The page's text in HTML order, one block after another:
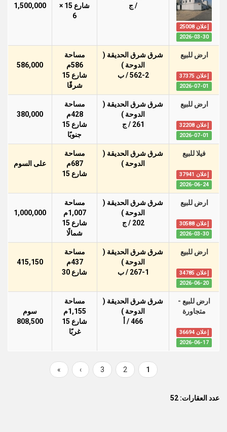
إعلان 25008
2026-03-30
/ ج
شارع 15 ×
6
1,500,000
ارض للبيع
إعلان 37375
2026-07-01
شرق شرق الحديقة (
الدوحة )
562-2 / ب
مساحة
586م
شارع 15
شرقًا
586,000
ارض للبيع
إعلان 32208
2026-07-01
شرق شرق الحديقة (
الدوحة )
261 / ج
مساحة
428م
شارع 15
جنوبًا
380,000
فيلا للبيع
إعلان 37941
2026-06-24
شرق شرق الحديقة (
الدوحة )
مساحة
687م
شارع 15
على السوم
ارض للبيع
إعلان 30588
2026-03-30
شرق شرق الحديقة (
الدوحة )
202 / ج
مساحة
1,007م
شارع 15
شمالًا
1,000,000
ارض للبيع
إعلان 34785
2026-06-20
شرق شرق الحديقة (
الدوحة )
267-1 / ب
مساحة
437م
شارع 30
415,150
ارض للبيع -
متجاورة
إعلان 36694
2026-06-17
شرق شرق الحديقة (
الدوحة )
466 / أ
مساحة
1,155م
شارع 15
غربًا
سوم
808,500
Current
page
1
Page
2
Page
3
Next
page
›
Last
page
»
عدد العقارات: 52